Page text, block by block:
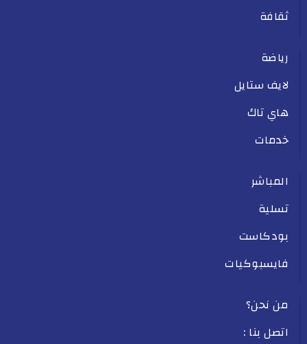
ثقافة
رياضة
لايف ستايل
هاي تاك
خدمات
المباشر
تسلية
بودكاست
فايسبوكيات
من نحن؟
اتصل بنا :